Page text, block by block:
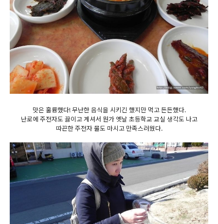
맛은 훌륭했다! 무난한 음식을 시키긴 했지만 먹고 든든했다.
난로에 주전자도 끓이고 계셔서 뭔가 옛날 초등학교 교실 생각도 나고
따끈한 주전자 물도 마시고 만족스러웠다.